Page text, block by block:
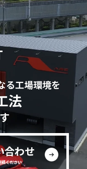
る工場環境を
法
合わせ
ください